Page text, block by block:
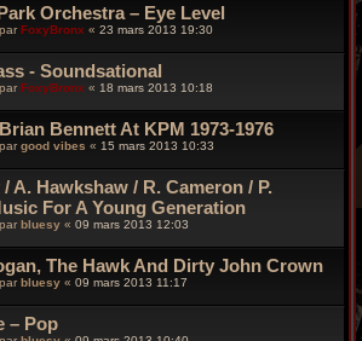
Orchestra ‎– Eye Level
FoxyBronx « 23 mars 2013 19:30
- Soundsational
FoxyBronx « 18 mars 2013 10:18
Bennett At KPM 1973-1976
good vibes « 15 mars 2013 10:33
A. Hawkshaw / R. Cameron / P.
For A Young Generation
bluesy « 09 mars 2013 12:03
The Hawk And Dirty John Crown
bluesy « 09 mars 2013 11:17
– Pop